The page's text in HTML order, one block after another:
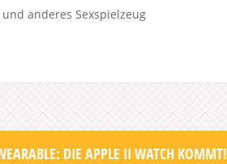
anderes Sexspielzeug
DIE APPLE II WATCH KOMMT!